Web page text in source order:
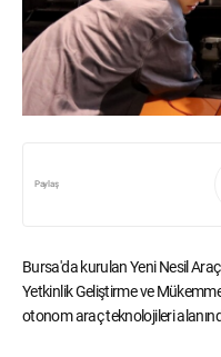
Paylaş
Bursa'da kurulan Yeni Nesil
Yetkinlik Geliştirme ve
otonom araç teknolojileri